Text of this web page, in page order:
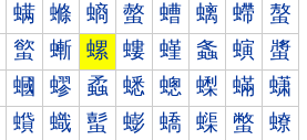
螨 螩 螪 螫 螬 螭 螮 螯
螸 螹 螺 螻 螼 螽 螾 螿
蟈 蟉 蟊 蟋 蟌 蟍 蟎 蟏
蟘 蟙 蟚 蟛 蟜 蟝 蟞 蟟